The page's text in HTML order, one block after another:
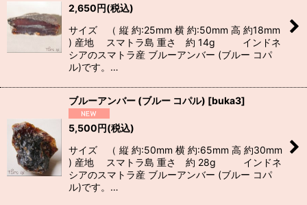
2,650円(税込)
サイズ （ 縦 約:25mm 横 約:50mm 高 約18mm
) 産地 スマトラ島 重さ 約 14g インドネ
シアのスマトラ産 ブルーアンバー (ブルー コパ
ル)です。…
ブルーアンバー (ブルー コパル) [buka3]
5,500円(税込)
サイズ （ 縦 約:50mm 横 約:65mm 高 約30mm
) 産地 スマトラ島 重さ 約 28g インドネ
シアのスマトラ産 ブルーアンバー (ブルー コパ
ル)です。…